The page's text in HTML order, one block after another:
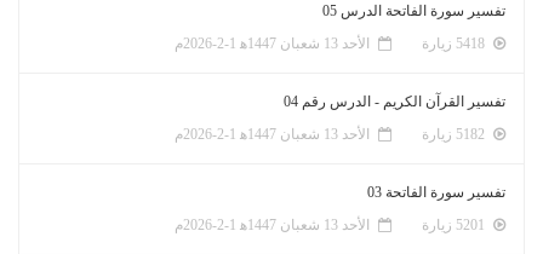
تفسير سورة الفاتحة الدرس 05
الأحد 13 شعبان 1447ﻫ 1-2-2026م
تفسير القرآن الكريم - الدرس رقم 04
الأحد 13 شعبان 1447ﻫ 1-2-2026م
تفسير سورة الفاتحة 03
الأحد 13 شعبان 1447ﻫ 1-2-2026م